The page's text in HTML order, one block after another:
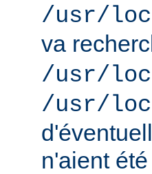
/usr/
va
/usr/
/usr/
n'aient